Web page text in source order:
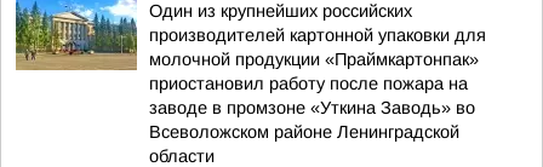
Один из крупнейших российских
производителей картонной упаковки для
молочной продукции «Праймкартонпак»
приостановил работу после пожара на
заводе в промзоне «Уткина Заводь» во
Всеволожском районе Ленинградской
области